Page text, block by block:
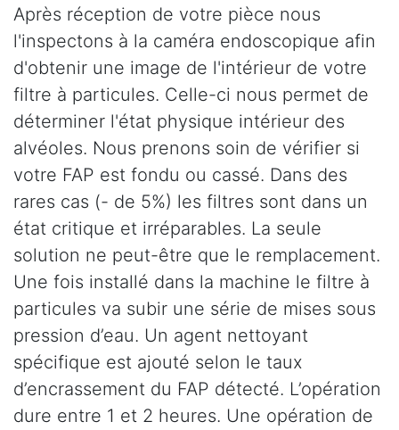
Après réception de votre pièce nous
l'inspectons à la caméra endoscopique afin
d'obtenir une image de l'intérieur de votre
filtre à particules. Celle-ci nous permet de
déterminer l'état physique intérieur des
alvéoles. Nous prenons soin de vérifier si
votre FAP est fondu ou cassé. Dans des
rares cas (- de 5%) les filtres sont dans un
état critique et irréparables. La seule
solution ne peut-être que le remplacement.
Une fois installé dans la machine le filtre à
particules va subir une série de mises sous
pression d’eau. Un agent nettoyant
spécifique est ajouté selon le taux
d’encrassement du FAP détecté. L’opération
dure entre 1 et 2 heures. Une opération de